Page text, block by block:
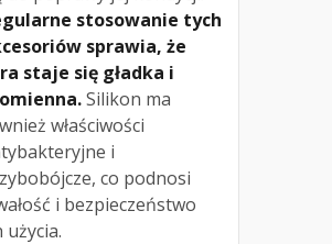
stosowanie tych
sprawia, że
staje się gładka i
Silikon ma
właściwości
i
co podnosi
i bezpieczeństwo
użycia.